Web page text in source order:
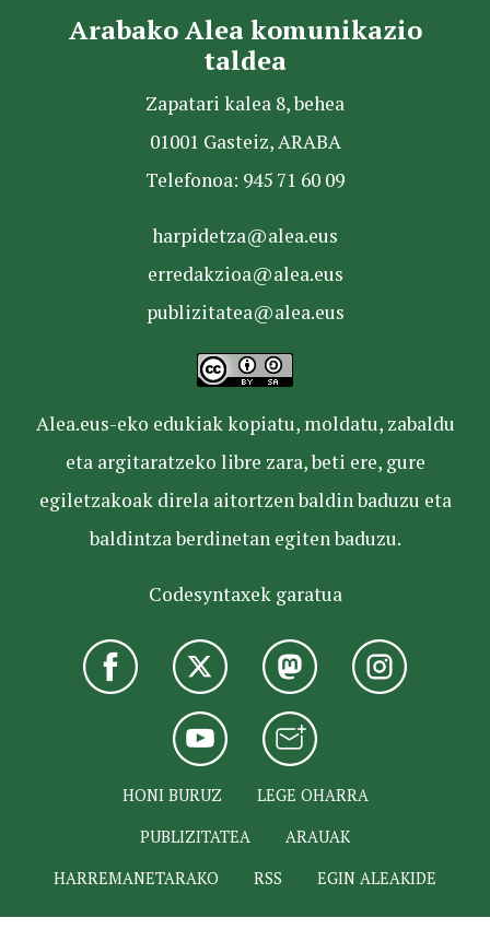
Arabako Alea komunikazio
taldea
Zapatari kalea 8, behea
01001 Gasteiz, ARABA
Telefonoa: 945 71 60 09
harpidetza@alea.eus
erredakzioa@alea.eus
publizitatea@alea.eus
Alea.eus-eko edukiak kopiatu, moldatu, zabaldu
eta argitaratzeko libre zara, beti ere, gure
egiletzakoak direla aitortzen baldin baduzu eta
baldintza berdinetan egiten baduzu.
Codesyntaxek garatua
HONI BURUZ
LEGE OHARRA
PUBLIZITATEA
ARAUAK
HARREMANETARAKO
RSS EGIN ALEAKIDE